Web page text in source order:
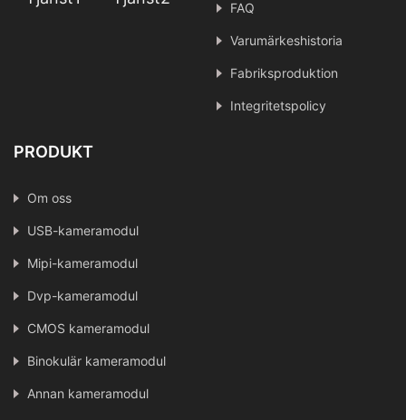
FAQ
Varumärkeshistoria
Fabriksproduktion
Integritetspolicy
PRODUKT
Om oss
USB-kameramodul
Mipi-kameramodul
Dvp-kameramodul
CMOS kameramodul
Binokulär kameramodul
Annan kameramodul